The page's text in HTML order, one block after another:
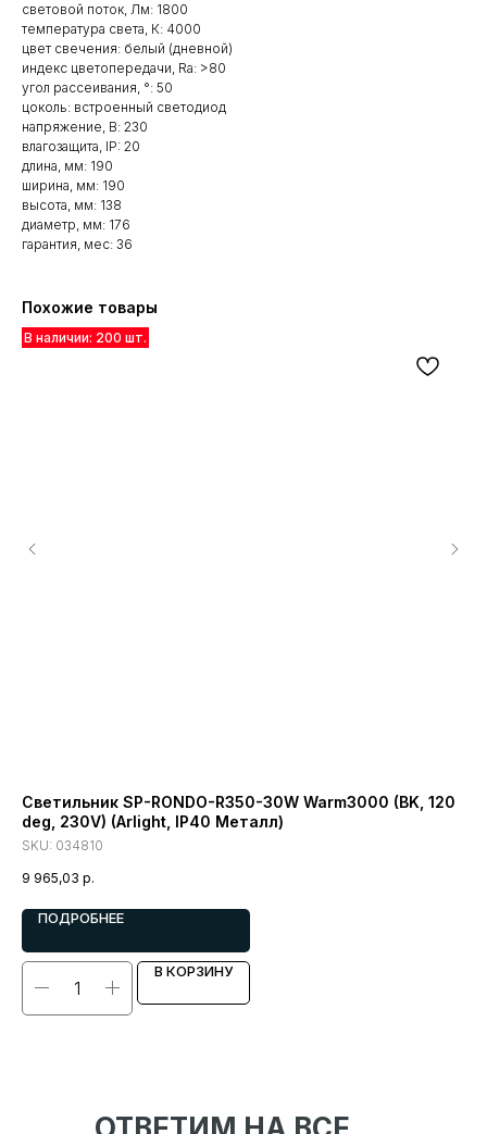
световой поток, Лм: 1800
температура света, К: 4000
цвет свечения: белый (дневной)
индекс цветопередачи, Ra: >80
угол рассеивания, °: 50
цоколь: встроенный светодиод
напряжение, В: 230
влагозащита, IP: 20
длина, мм: 190
ширина, мм: 190
высота, мм: 138
диаметр, мм: 176
гарантия, мес: 36
Похожие товары
Светильник SP-RONDO-R350-30W Warm3000 (BK, 120
deg, 230V) (Arlight, IP40 Металл)
SKU: 034810
9 965,03 р.
ПОДРОБНЕЕ
В КОРЗИНУ